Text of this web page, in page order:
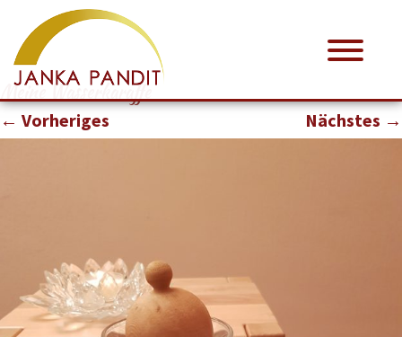
Meine Wasserkaraffe
← Vorheriges Nächstes →